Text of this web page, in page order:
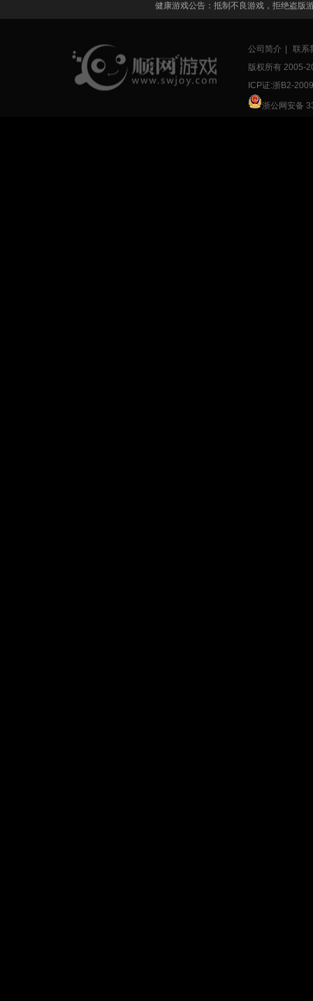
健康游戏公告：抵制不良游戏，拒绝盗版
公司简介
联系
版权所有 2005-
ICP证:浙B2-
浙公网安备